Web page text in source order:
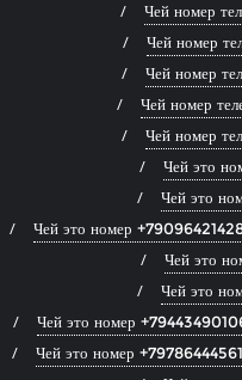
Чей номер
Чей номер
Чей номер
Чей номер
Чей номер
Чей это
Чей это
Чей это номер
Чей это
Чей это
Чей это номер
Чей это номер